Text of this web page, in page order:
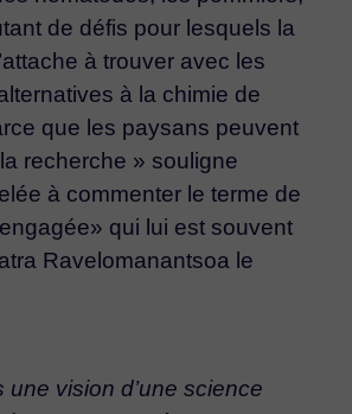
de défis pour lesquels la
à trouver avec les
à la chimie de
que les paysans peuvent
recherche » souligne
à commenter le terme de
qui lui est souvent
Ravelomanantsoa le
une vision d’une science